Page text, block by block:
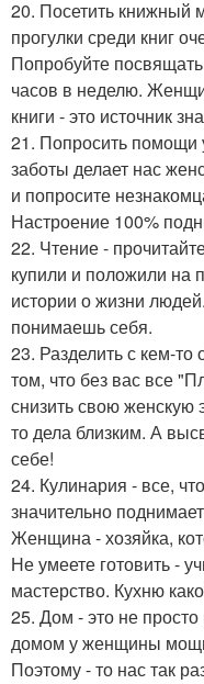
20. Посетить книжный
прогулки среди книг
Попробуйте
часов в неделю.
книги - это источник
21. Попросить
заботы делает нас
и попросите
Настроение 100%
22. Чтение -
купили и положили на
истории о жизни
понимаешь себя.
23. Разделить с кем-
том, что без вас все
снизить свою женскую
то дела близким. А
себе!
24. Кулинария - все,
значительно
Женщина - хозяйка,
Не умеете готовить -
мастерство. Кухню
25. Дом - это не
домом у женщины
Поэтому - то нас так